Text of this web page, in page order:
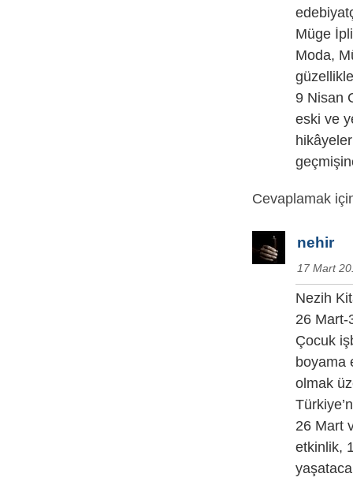
Müge
Moda,
9 Nisan
eski ve
Cevaplamak
nehir
17 Mart
Nezih
26 Mart-
Çocuk
boyama
olmak
26 Mart
etkinlik,